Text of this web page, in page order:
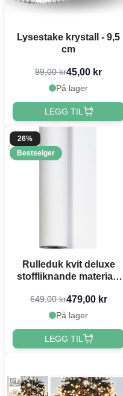
Lysestake krystall - 9,5
cm
99,00 kr45,00 kr
På lager
LEGG TIL
26%
Bestselger
Rulleduk kvit deluxe
stoffliknande materiale
649,00 kr479,00 kr
På lager
LEGG TIL